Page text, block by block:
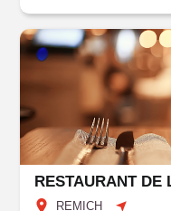
RESTAURANT DE
REMICH